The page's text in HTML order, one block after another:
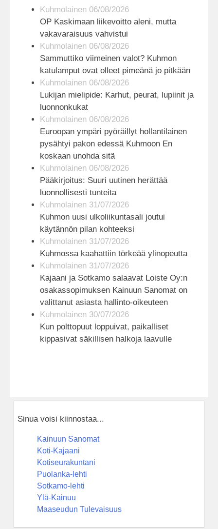
Kuhmolainen 06/08/2026
OP Kaskimaan liikevoitto aleni, mutta
vakavaraisuus vahvistui
Kuhmolainen 06/08/2026
Sammuttiko viimeinen valot? Kuhmon
katulamput ovat olleet pimeänä jo pitkään
Kuhmolainen 06/08/2026
Lukijan mielipide: Karhut, peurat, lupiinit ja
luonnonkukat
Kuhmolainen 06/08/2026
Euroopan ympäri pyöräillyt hollantilainen
pysähtyi pakon edessä Kuhmoon En
koskaan unohda sitä
Kuhmolainen 06/08/2026
Pääkirjoitus: Suuri uutinen herättää
luonnollisesti tunteita
Kuhmolainen 31/07/2026
Kuhmon uusi ulkoliikuntasali joutui
käytännön pilan kohteeksi
Kuhmolainen 31/07/2026
Kuhmossa kaahattiin törkeää ylinopeutta
Kuhmolainen 31/07/2026
Kajaani ja Sotkamo salaavat Loiste Oy:n
osakassopimuksen Kainuun Sanomat on
valittanut asiasta hallinto-oikeuteen
Kuhmolainen 30/07/2026
Kun polttopuut loppuivat, paikalliset
kippasivat säkillisen halkoja laavulle
Sinua voisi kiinnostaa...
Kainuun Sanomat
Koti-Kajaani
Kotiseurakuntani
Puolanka-lehti
Sotkamo-lehti
Ylä-Kainuu
Maaseudun Tulevaisuus